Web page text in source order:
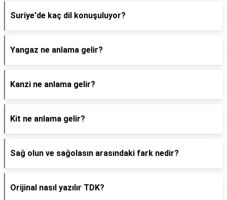
Suriye'de kaç dil konuşuluyor?
Yangaz ne anlama gelir?
Kanzi ne anlama gelir?
Kit ne anlama gelir?
Sağ olun ve sağolasın arasındaki fark nedir?
Orijinal nasıl yazılır TDK?